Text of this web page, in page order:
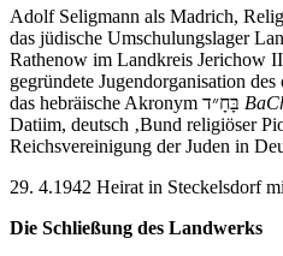
Adolf Seligmann als Madrich,
das jüdische Umschulungslager
Rathenow im Landkreis Jerichow
gegründete Jugendorganisation
Datiim, deutsch ‚Bund religiöser
Reichsvereinigung der Juden in
29. 4.1942 Heirat in Steckelsdorf
Die Schließung des Landwerks